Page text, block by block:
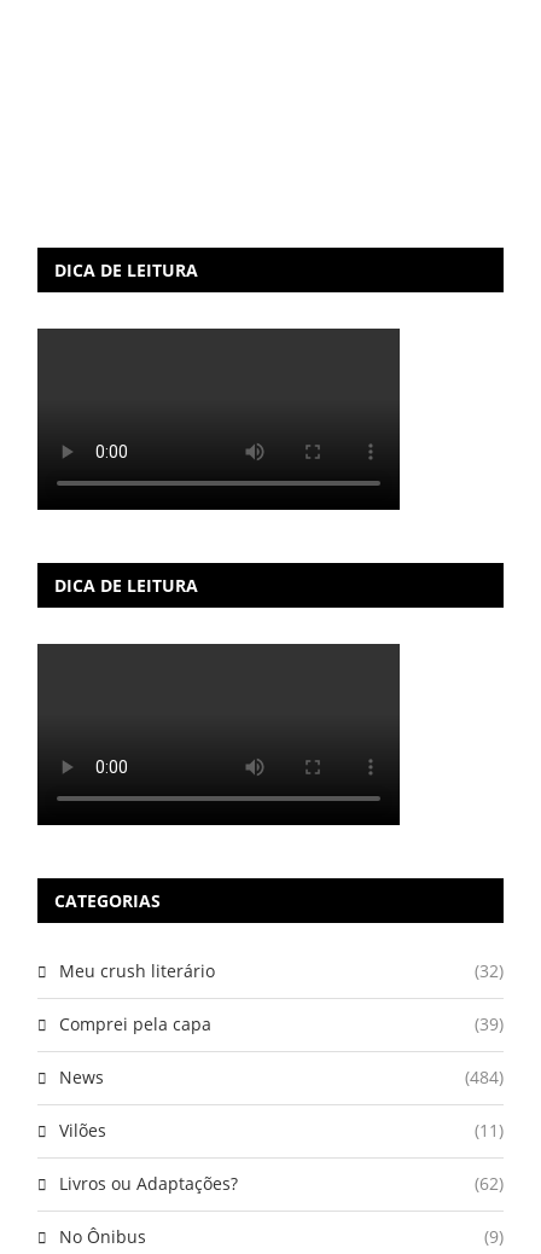
DICA DE LEITURA
DICA DE LEITURA
CATEGORIAS
Meu crush literário (32)
Comprei pela capa (39)
News (484)
Vilões (11)
Livros ou Adaptações? (62)
No Ônibus (9)